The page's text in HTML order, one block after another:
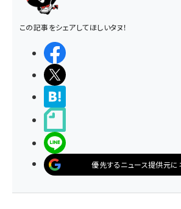
この記事をシェアしてほしいタヌ！
優先するニュース提供元に